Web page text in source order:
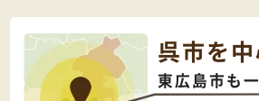
呉市を
東広島市も